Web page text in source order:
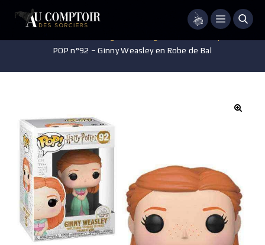
Menu
POP n°92 – Ginny Weasley en Robe de Bal